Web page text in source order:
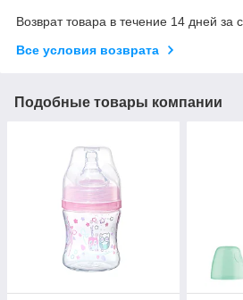
Возврат товара в течение 14 дней за
Все условия возврата
Подобные товары компании